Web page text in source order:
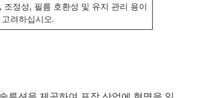
조정성, 필름 호환성 및 유지 관리 용이
려하십시오.